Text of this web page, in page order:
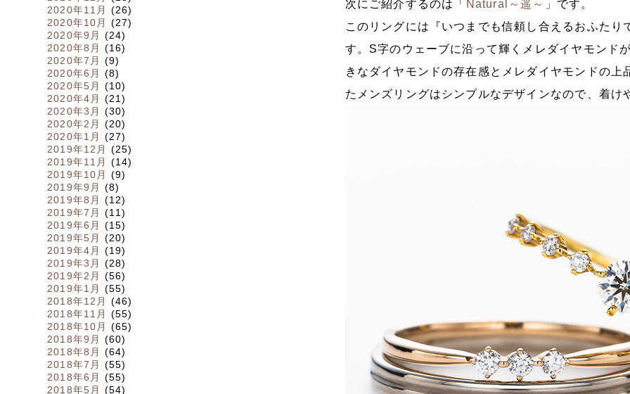
2020年11月
(26)
2020年10月
(27)
2020年9月
(24)
2020年8月
(16)
2020年7月
(9)
2020年6月
(8)
2020年5月
(10)
2020年4月
(21)
2020年3月
(30)
2020年2月
(20)
2020年1月
(27)
2019年12月
(25)
2019年11月
(14)
2019年10月
(9)
2019年9月
(8)
2019年8月
(12)
2019年7月
(11)
2019年6月
(15)
2019年5月
(20)
2019年4月
(19)
2019年3月
(28)
2019年2月
(56)
2019年1月
(55)
2018年12月
(46)
2018年11月
(55)
2018年10月
(65)
2018年9月
(60)
2018年8月
(64)
2018年7月
(55)
2018年6月
(55)
2018年5月
(54)
次にご紹介するのは「 Natural～遥～ 」です。
このリングには『いつまでも信頼し合えるおふた
す。S字のウェーブに沿って輝くメレダイヤモンド
きなダイヤモンドの存在感とメレダイヤモンドの
たメンズリングはシンプルなデザインなので、着け